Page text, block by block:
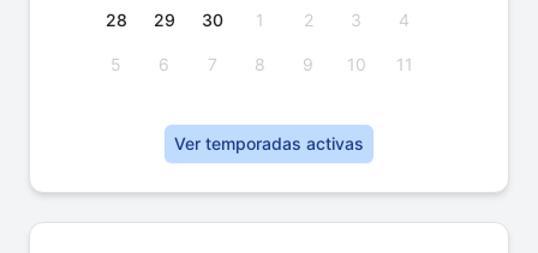
28 29 30 1 2 3 4
5 6 7 8 9 10 11
Ver temporadas activas